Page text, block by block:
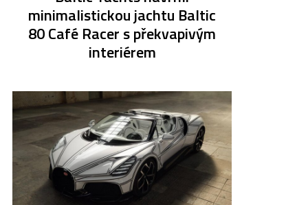
minimalistickou jachtu Baltic
80 Café Racer s překvapivým
interiérem